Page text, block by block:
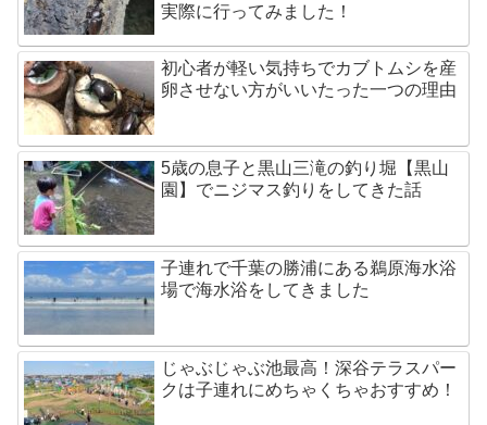
実際に行ってみました！
初心者が軽い気持ちでカブトムシを産
卵させない方がいいたった一つの理由
5歳の息子と黒山三滝の釣り堀【黒山
園】でニジマス釣りをしてきた話
子連れで千葉の勝浦にある鵜原海水浴
場で海水浴をしてきました
じゃぶじゃぶ池最高！深谷テラスパー
クは子連れにめちゃくちゃおすすめ！